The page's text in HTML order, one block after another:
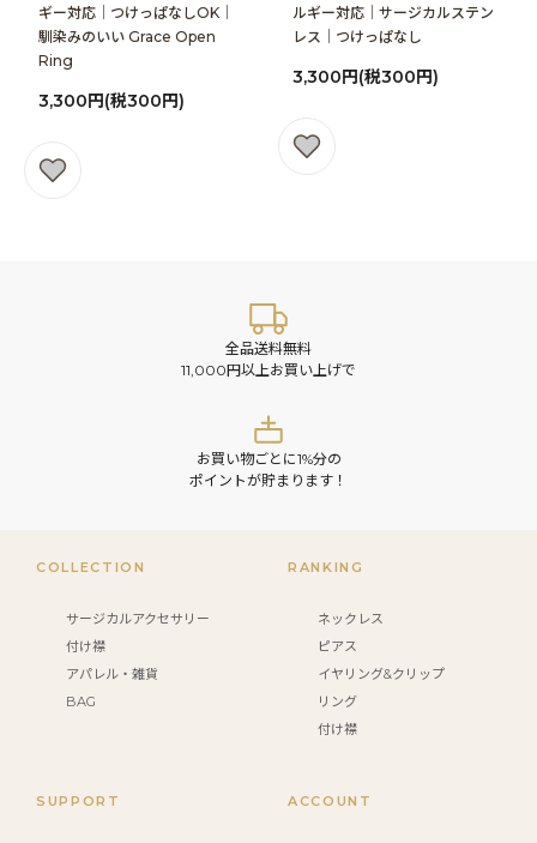
ギー対応│つけっぱなしOK│
馴染みのいい Grace Open
Ring
3,300円(税300円)
ルギー対応│サージカルステン
レス│つけっぱなし
3,300円(税300円)
全品送料無料
11,000円以上お買い上げで
お買い物ごとに1%分の
ポイントが貯まります！
COLLECTION
サージカルアクセサリー
付け襟
アパレル・雑貨
BAG
RANKING
ネックレス
ピアス
イヤリング&クリップ
リング
付け襟
SUPPORT ACCOUNT